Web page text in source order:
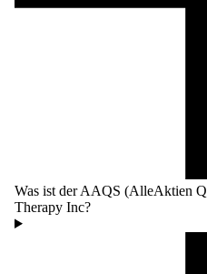
Was ist der AAQS (AlleAktien
Therapy Inc?